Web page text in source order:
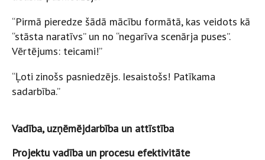
“Pirmā pieredze šādā mācību formātā, kas veidots kā
“stāsta naratīvs” un no “negarīva scenārja puses”.
Vērtējums: teicami!”
“Ļoti zinošs pasniedzējs. Iesaistošs! Patīkama
sadarbība.”
Vadība, uzņēmējdarbība un attīstība
Projektu vadība un procesu efektivitāte